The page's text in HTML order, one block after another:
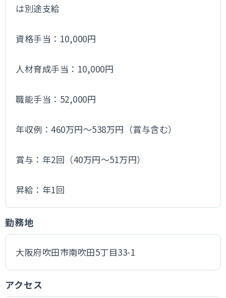
は別途支給
資格手当：10,000円
人材育成手当：10,000円
職能手当：52,000円
年収例：460万円～538万円（賞与含む）
賞与：年2回（40万円～51万円）
昇給：年1回
勤務地
大阪府吹田市南吹田5丁目33-1
アクセス